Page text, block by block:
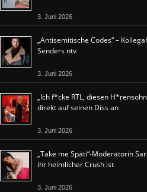
3. Juni 2026
„Antisemitische Codes“ –
Senders ntv
3. Juni 2026
„Ich f*cke RTL, diesen
direkt auf seinen Diss an
3. Juni 2026
„Take me Späti“-Moderatorin
ihr heimlicher Crush ist
3. Juni 2026